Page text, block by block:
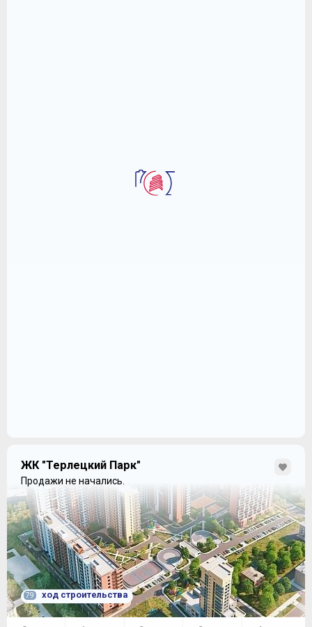
ЖК "Терлецкий Парк"
Продажи не начались.
79 ход строительства